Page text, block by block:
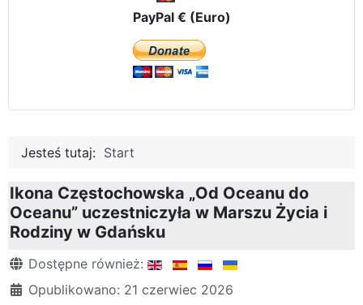
PayPal € (Euro)
Jesteś tutaj: Start
Ikona Częstochowska „Od Oceanu do
Oceanu” uczestniczyła w Marszu Życia i
Rodziny w Gdańsku
Szczegóły
Dostępne również:
Opublikowano: 21 czerwiec 2026